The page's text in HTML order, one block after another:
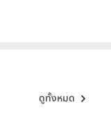
ดูทั้งหมด